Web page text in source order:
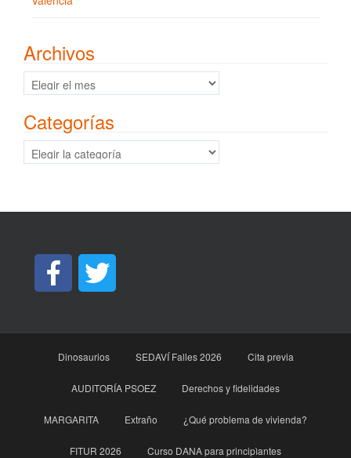
Archivos
Archivos
Categorías
Categorías
Dinosaurios SEDAVÍ Falles 2026 Cita previa
AUDITORÍA PSOEZ Derechos y fidelidades
MARGARITA Extraño ¿Qué problema de vivienda?
FITUR 2026 Curso DANA para principìantes